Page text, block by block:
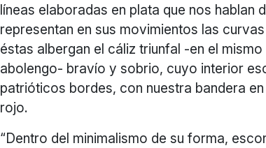
líneas elaboradas en plata que nos hablan
representan en sus movimientos las
éstas albergan el cáliz triunfal -en el
abolengo- bravío y sobrio, cuyo interior
patrióticos bordes, con nuestra bandera
rojo.
“Dentro del minimalismo de su forma,